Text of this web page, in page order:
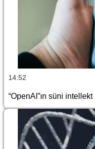
14:52
“OpenAI”ın süni